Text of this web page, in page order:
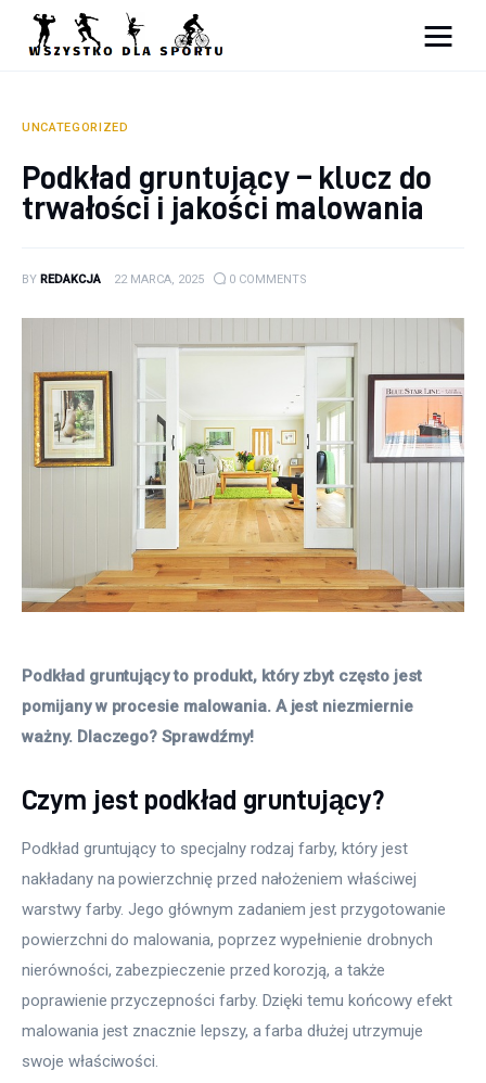
Zdrowie
Ciekawostki
Podróże
UNCATEGORIZED
Podkład gruntujący – klucz do
trwałości i jakości malowania
BY REDAKCJA 22 MARCA, 2025 0 COMMENTS
Podkład gruntujący to produkt, który zbyt często jest
pomijany w procesie malowania. A jest niezmiernie
ważny. Dlaczego? Sprawdźmy!
Czym jest podkład gruntujący?
Podkład gruntujący to specjalny rodzaj farby, który jest
nakładany na powierzchnię przed nałożeniem właściwej
warstwy farby. Jego głównym zadaniem jest przygotowanie
powierzchni do malowania, poprzez wypełnienie drobnych
nierówności, zabezpieczenie przed korozją, a także
poprawienie przyczepności farby. Dzięki temu końcowy efekt
malowania jest znacznie lepszy, a farba dłużej utrzymuje
swoje właściwości.